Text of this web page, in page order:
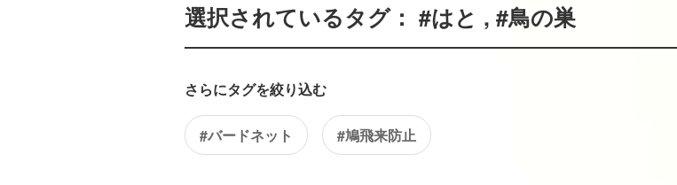
選択されているタグ： #はと , #鳥の巣
さらにタグを絞り込む
#バードネット #鳩飛来防止